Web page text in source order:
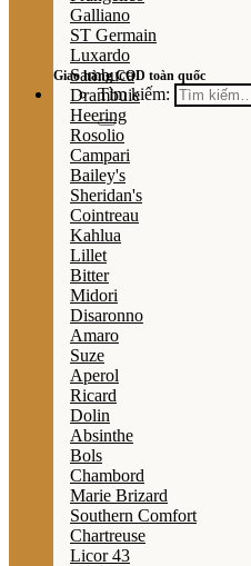
Giao hàng COD toàn quốc
Tìm kiếm:
Galliano
ST Germain
Luxardo
Sambuca
Drambuie
Heering
Rosolio
Campari
Bailey's
Sheridan's
Cointreau
Kahlua
Lillet
Bitter
Midori
Disaronno
Amaro
Suze
Aperol
Ricard
Dolin
Absinthe
Bols
Chambord
Marie Brizard
Southern Comfort
Chartreuse
Licor 43